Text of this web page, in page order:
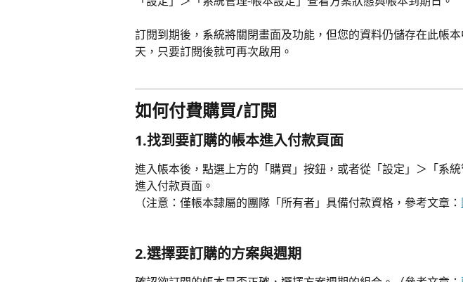
訂閱到期後，系統將關閉畫面及功能，但您的資料仍儲存在此帳
天，只要訂閱後就可再次啟用。
如何付費購買/訂閱
1.找到要訂購的帳本進入付款頁面
進入帳本後，點選上方的「購買」按鈕，或者從「設定」＞「系
進入付款頁面。
（注意：僅帳本隸屬的團隊「所有者」具備付款資格，參考文章：
2.選擇要訂購的方案與週期